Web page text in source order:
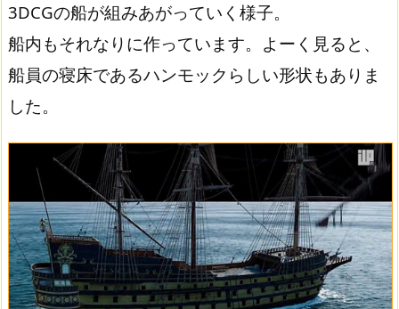
3DCGの船が組みあがっていく様子。
船内もそれなりに作っています。よーく見ると、
船員の寝床であるハンモックらしい形状もありま
した。